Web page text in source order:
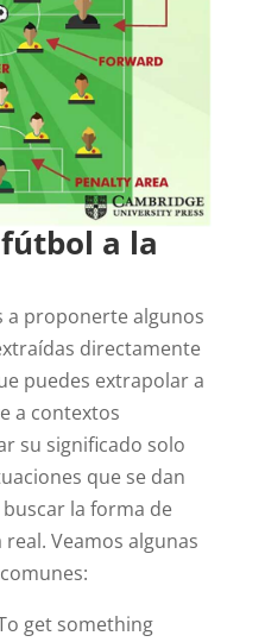
a la
a proponerte algunos
directamente
puedes extrapolar a
a contextos
su significado solo
que se dan
la forma de
Veamos algunas
get something